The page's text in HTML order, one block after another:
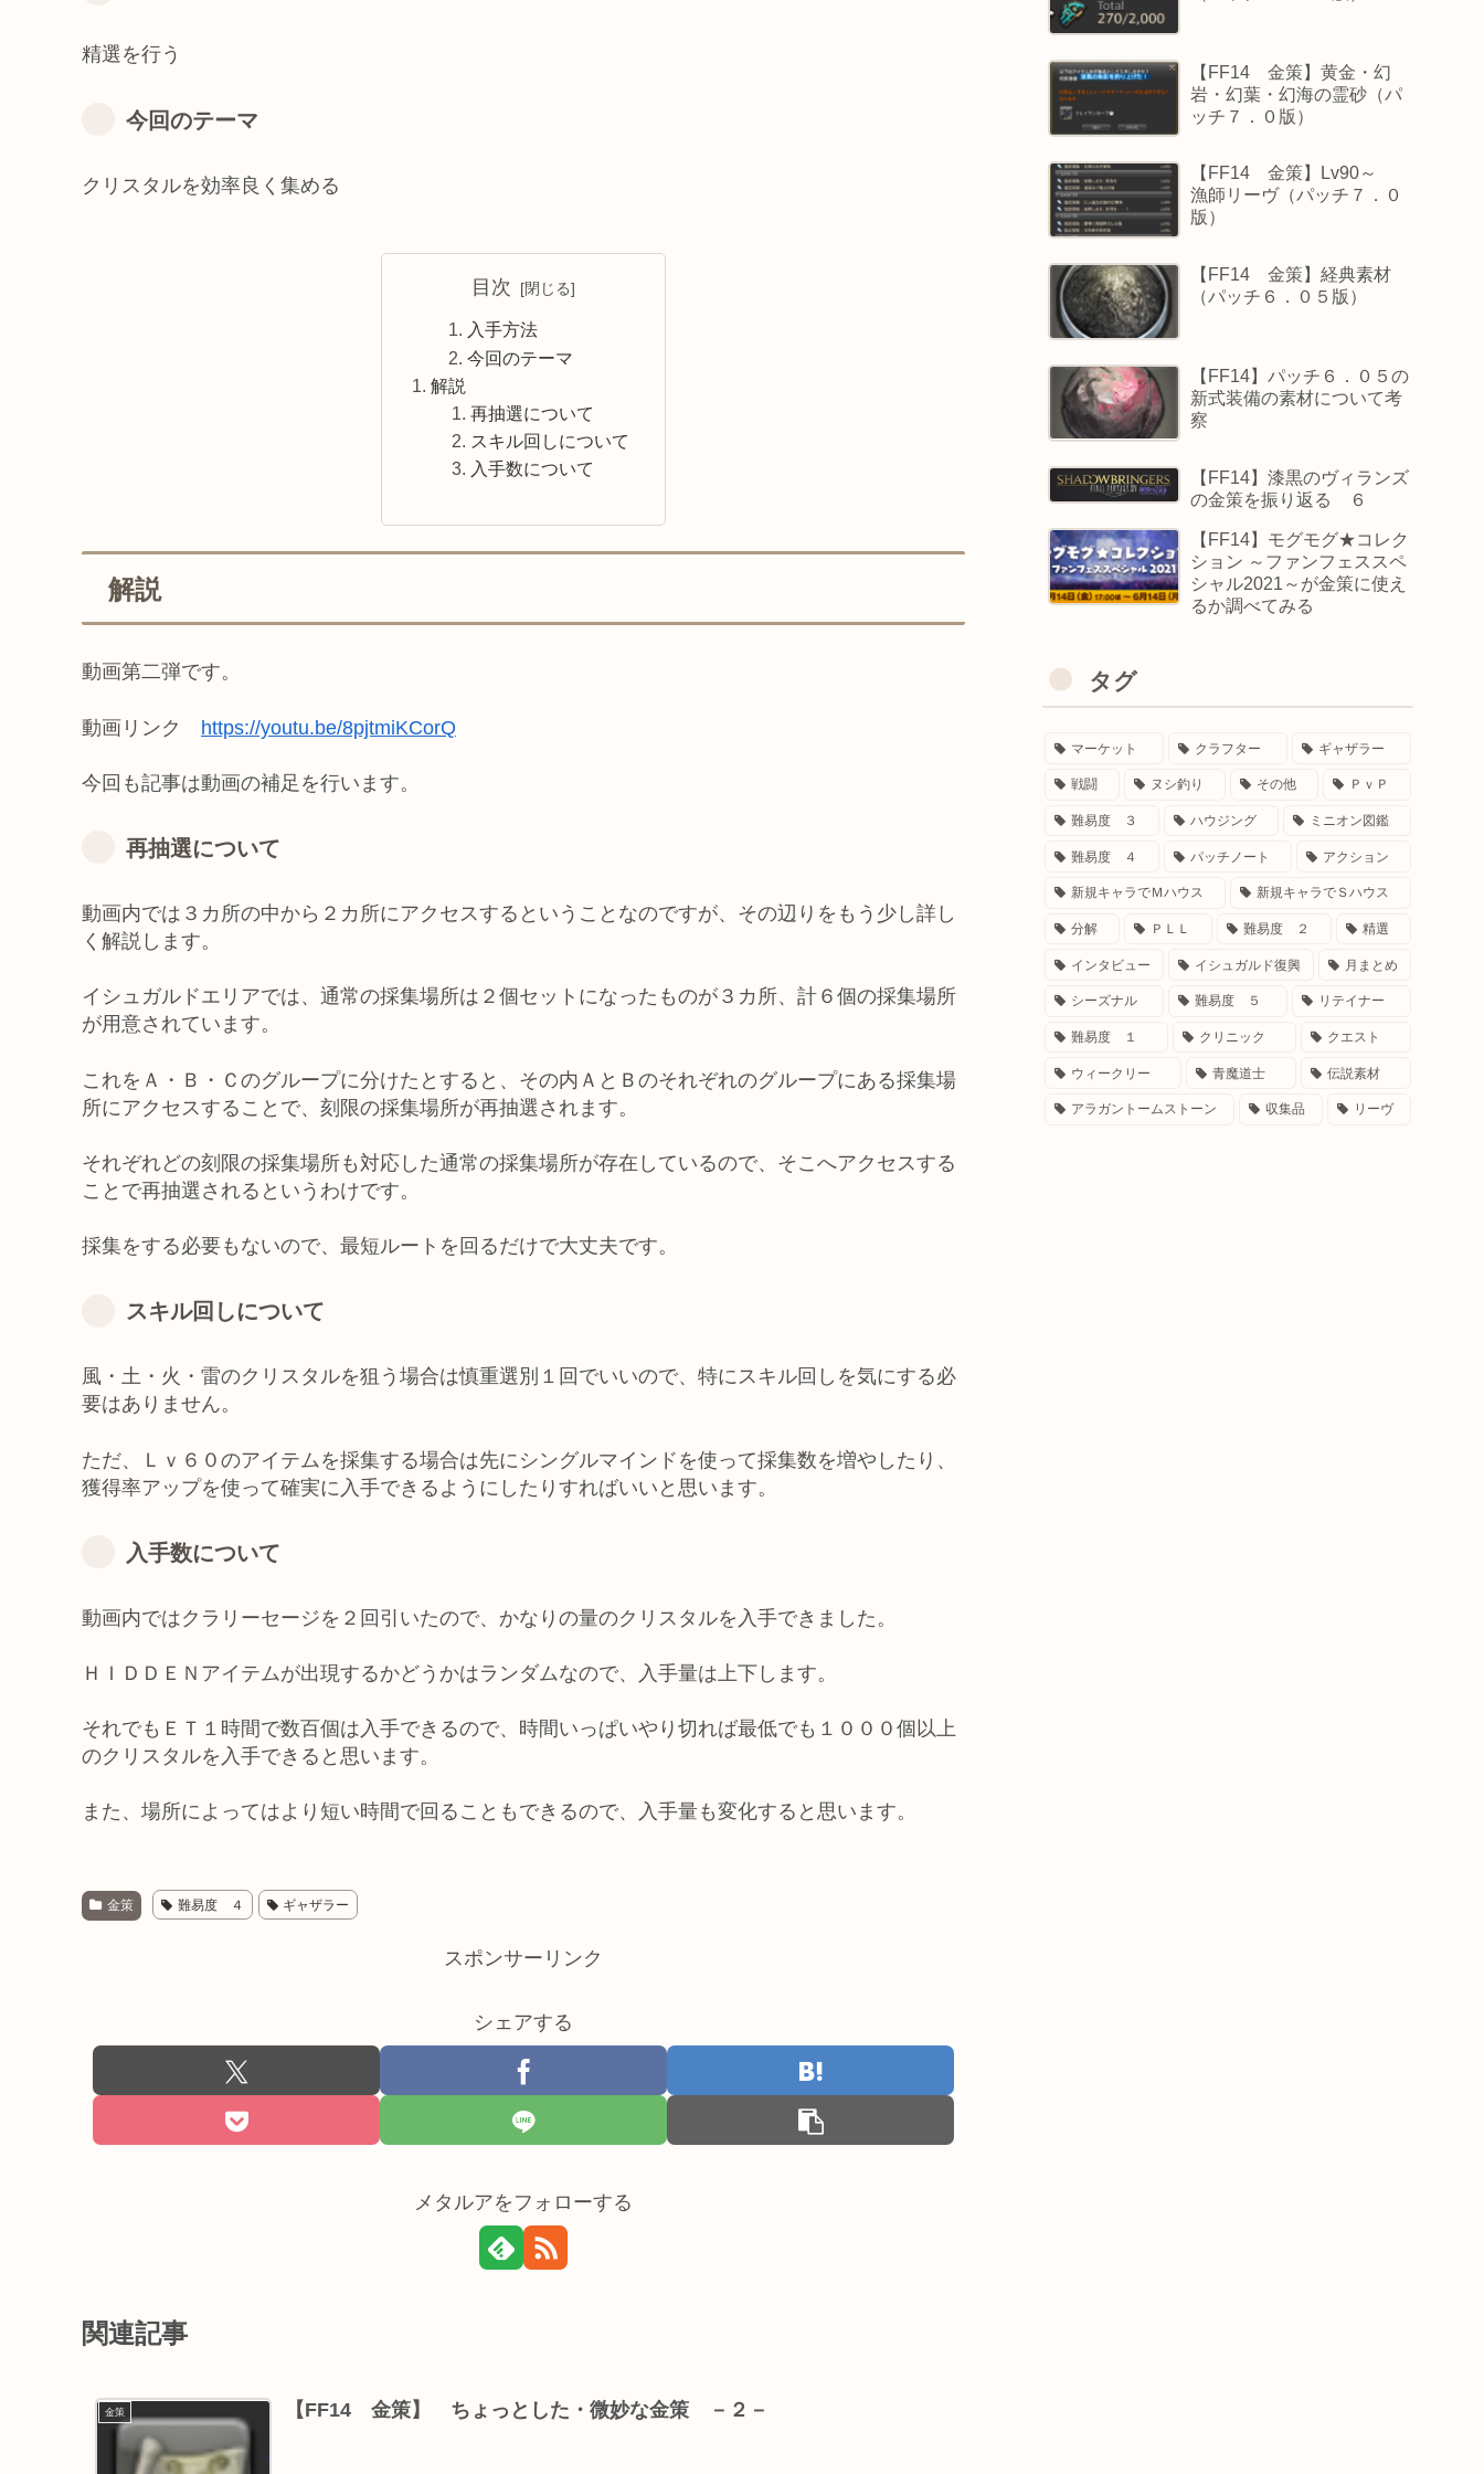
精選を行う
今回のテーマ
クリスタルを効率良く集める
目次
入手方法
今回のテーマ
解説
再抽選について
スキル回しについて
入手数について
解説
動画第二弾です。
動画リンク https://youtu.be/8pjtmiKCorQ
今回も記事は動画の補足を行います。
再抽選について
動画内では３カ所の中から２カ所にアクセスするということなのですが、その辺りをもう少し詳し
く解説します。
イシュガルドエリアでは、通常の採集場所は２個セットになったものが３カ所、計６個の採集場所
が用意されています。
これをＡ・Ｂ・Ｃのグループに分けたとすると、その内ＡとＢのそれぞれのグループにある採集場
所にアクセスすることで、刻限の採集場所が再抽選されます。
それぞれどの刻限の採集場所も対応した通常の採集場所が存在しているので、そこへアクセスする
ことで再抽選されるというわけです。
採集をする必要もないので、最短ルートを回るだけで大丈夫です。
スキル回しについて
風・土・火・雷のクリスタルを狙う場合は慎重選別１回でいいので、特にスキル回しを気にする必
要はありません。
ただ、Ｌｖ６０のアイテムを採集する場合は先にシングルマインドを使って採集数を増やしたり、
獲得率アップを使って確実に入手できるようにしたりすればいいと思います。
入手数について
動画内ではクラリーセージを２回引いたので、かなりの量のクリスタルを入手できました。
ＨＩＤＤＥＮアイテムが出現するかどうかはランダムなので、入手量は上下します。
それでもＥＴ１時間で数百個は入手できるので、時間いっぱいやり切れば最低でも１０００個以上
のクリスタルを入手できると思います。
また、場所によってはより短い時間で回ることもできるので、入手量も変化すると思います。
金策 難易度 ４ ギャザラー
スポンサーリンク
シェアする
メタルアをフォローする
関連記事
金策 【FF14 金策】 ちょっとした・微妙な金策 －２－
【FF14 金策】黄金・幻
岩・幻葉・幻海の霊砂（パ
ッチ７．０版）
【FF14 金策】Lv90～
漁師リーヴ（パッチ７．０
版）
【FF14 金策】経典素材
（パッチ６．０５版）
【FF14】パッチ６．０５の
新式装備の素材について考
察
【FF14】漆黒のヴィランズ
の金策を振り返る ６
【FF14】モグモグ★コレク
ション ～ファンフェススペ
シャル2021～が金策に使え
るか調べてみる
タグ
マーケット クラフター ギャザラー
戦闘 ヌシ釣り その他 ＰｖＰ
難易度 ３ ハウジング ミニオン図鑑
難易度 ４ パッチノート アクション
新規キャラでＭハウス 新規キャラでＳハウス
分解 ＰＬＬ 難易度 ２ 精選
インタビュー イシュガルド復興 月まとめ
シーズナル 難易度 ５ リテイナー
難易度 １ クリニック クエスト
ウィークリー 青魔道士 伝説素材
アラガントームストーン 収集品 リーヴ